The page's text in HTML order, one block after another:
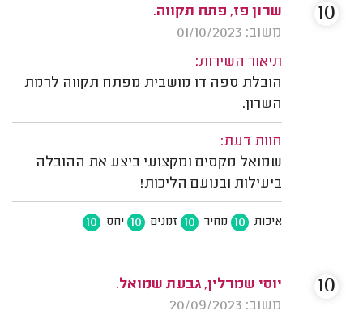
שרון פז, פתח תקווה.
משוב: 01/10/2023
תיאור השירות:
הובלת ספה דו מושבית מפתח תקווה לרמת
השרון.
חוות דעת:
שמואל מקסים ומקצועי ביצע את ההובלה
ביעילות ובנועם הליכות!
איכות 10 מחיר 10 זמנים 10 יחס 10
10
יוסי שמרלין, גבעת שמואל.
משוב: 20/09/2023
10